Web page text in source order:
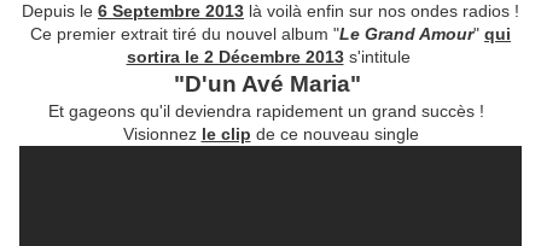
Depuis le 6 Septembre 2013 là voilà enfin sur nos ondes radios !
Ce premier extrait tiré du nouvel album "Le Grand Amour" qui
sortira le 2 Décembre 2013s'intitule
"D'un Avé Maria"
Et gageons qu'il deviendra rapidement un grand succès !
Visionnez le clip de ce nouveau single